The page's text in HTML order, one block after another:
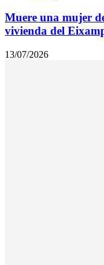
Muere una mujer
vivienda del
13/07/2026